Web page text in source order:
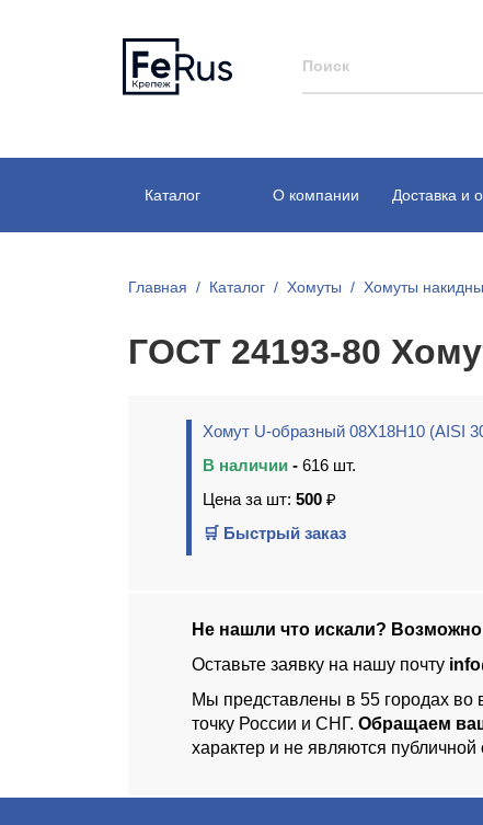
Каталог О компании Доставка и
Главная Каталог Хомуты Хомуты
ГОСТ 24193-80
Хомут U-образный 08Х18Н10 (AISI
В наличии - 616 шт.
Цена за шт: 500 ₽
🛒 Быстрый заказ
Не нашли что искали?
Оставьте заявку на нашу почту
Мы представлены в 55 городах во
точку России и СНГ. Обращаем
характер и не являются